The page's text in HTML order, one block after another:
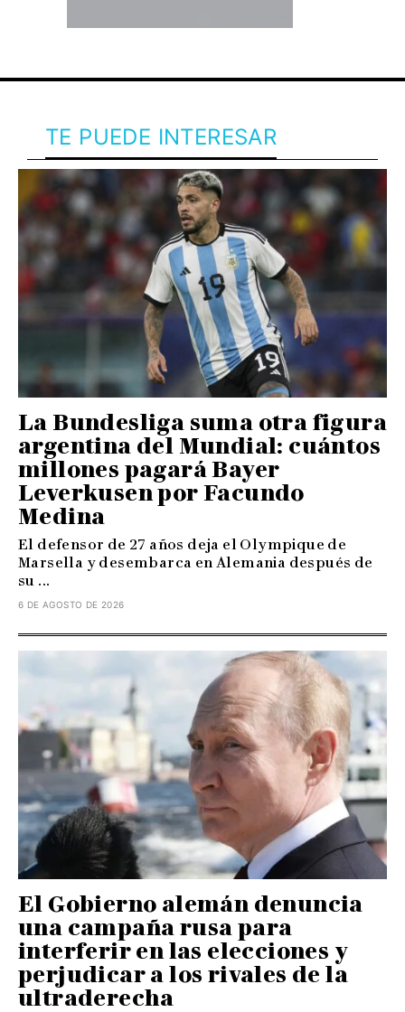
TE PUEDE INTERESAR
La Bundesliga suma otra figura
argentina del Mundial: cuántos
millones pagará Bayer
Leverkusen por Facundo
Medina
El defensor de 27 años deja el Olympique de
Marsella y desembarca en Alemania después de
su ...
6 DE AGOSTO DE 2026
El Gobierno alemán denuncia
una campaña rusa para
interferir en las elecciones y
perjudicar a los rivales de la
ultraderecha